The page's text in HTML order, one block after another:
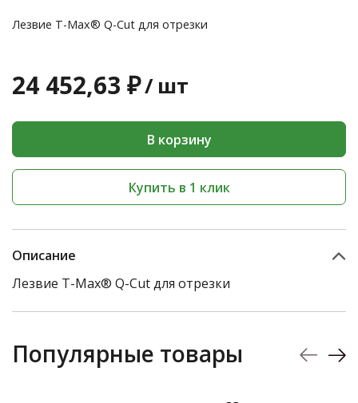
Лезвие T-Max® Q-Cut для отрезки
24 452,63 ₽/ шт
В корзину
Купить в 1 клик
Описание
Лезвие T-Max® Q-Cut для отрезки
Популярные товары